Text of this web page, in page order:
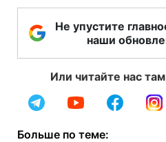
Не упустите
наши
Или читайте нас
Больше по теме: